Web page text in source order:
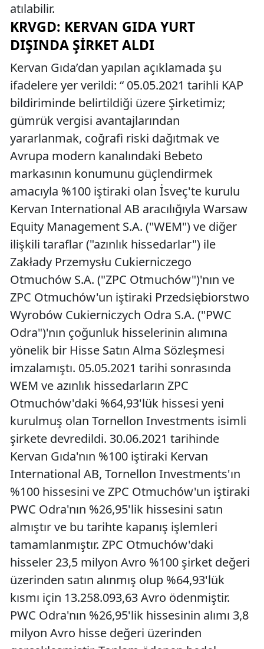
atılabilir.
KRVGD: KERVAN GIDA YURT
DIŞINDA ŞIRKET ALDI
Kervan Gıda’dan yapılan açıklamada şu
ifadelere yer verildi: “ 05.05.2021 tarihli KAP
bildiriminde belirtildiği üzere Şirketimiz;
gümrük vergisi avantajlarından
yararlanmak, coğrafi riski dağıtmak ve
Avrupa modern kanalındaki Bebeto
markasının konumunu güçlendirmek
amacıyla %100 iştiraki olan İsveç'te kurulu
Kervan International AB aracılığıyla Warsaw
Equity Management S.A. ("WEM") ve diğer
ilişkili taraflar ("azınlık hissedarlar") ile
Zakłady Przemysłu Cukierniczego
Otmuchów S.A. ("ZPC Otmuchów")'nın ve
ZPC Otmuchów'un iştiraki Przedsiębiorstwo
Wyrobów Cukierniczych Odra S.A. ("PWC
Odra")'nın çoğunluk hisselerinin alımına
yönelik bir Hisse Satın Alma Sözleşmesi
imzalamıştı. 05.05.2021 tarihi sonrasında
WEM ve azınlık hissedarların ZPC
Otmuchów'daki %64,93'lük hissesi yeni
kurulmuş olan Tornellon Investments isimli
şirkete devredildi. 30.06.2021 tarihinde
Kervan Gıda'nın %100 iştiraki Kervan
International AB, Tornellon Investments'ın
%100 hissesini ve ZPC Otmuchów'un iştiraki
PWC Odra'nın %26,95'lik hissesini satın
almıştır ve bu tarihte kapanış işlemleri
tamamlanmıştır. ZPC Otmuchów'daki
hisseler 23,5 milyon Avro %100 şirket değeri
üzerinden satın alınmış olup %64,93'lük
kısmı için 13.258.093,63 Avro ödenmiştir.
PWC Odra'nın %26,95'lik hissesinin alımı 3,8
milyon Avro hisse değeri üzerinden